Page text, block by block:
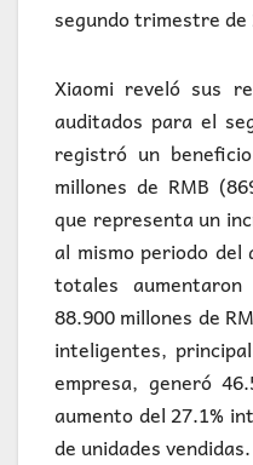
segundo trimestre de
Xiaomi reveló sus
auditados para el
registró un
millones de RMB
que representa un
al mismo periodo
totales
88.900 millones de
inteligentes,
empresa, generó
aumento del 27.1%
de unidades vendidas.